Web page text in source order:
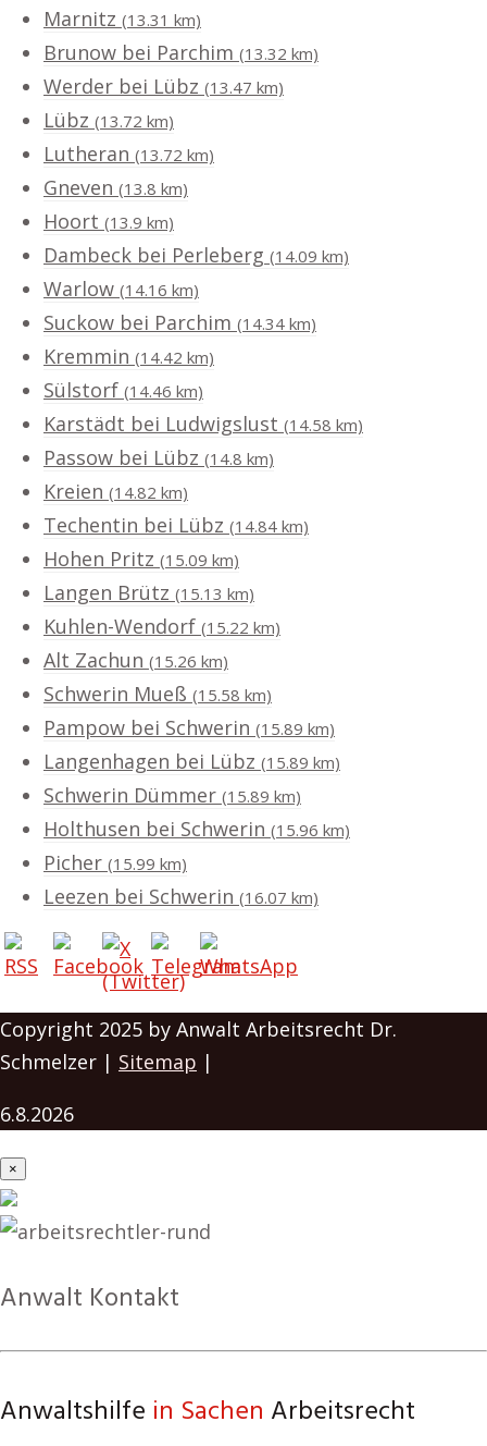
Marnitz (13.31 km)
Brunow bei Parchim (13.32 km)
Werder bei Lübz (13.47 km)
Lübz (13.72 km)
Lutheran (13.72 km)
Gneven (13.8 km)
Hoort (13.9 km)
Dambeck bei Perleberg (14.09 km)
Warlow (14.16 km)
Suckow bei Parchim (14.34 km)
Kremmin (14.42 km)
Sülstorf (14.46 km)
Karstädt bei Ludwigslust (14.58 km)
Passow bei Lübz (14.8 km)
Kreien (14.82 km)
Techentin bei Lübz (14.84 km)
Hohen Pritz (15.09 km)
Langen Brütz (15.13 km)
Kuhlen-Wendorf (15.22 km)
Alt Zachun (15.26 km)
Schwerin Mueß (15.58 km)
Pampow bei Schwerin (15.89 km)
Langenhagen bei Lübz (15.89 km)
Schwerin Dümmer (15.89 km)
Holthusen bei Schwerin (15.96 km)
Picher (15.99 km)
Leezen bei Schwerin (16.07 km)
Copyright 2025 by Anwalt Arbeitsrecht Dr.
Schmelzer | Sitemap |
6.8.2026
×
Anwalt Kontakt
Anwaltshilfe in Sachen Arbeitsrecht